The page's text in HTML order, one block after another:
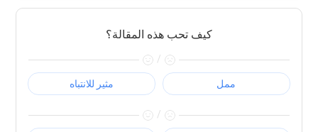
كيف تحب هذه المقالة؟
/
مثير للانتباه ممل
/